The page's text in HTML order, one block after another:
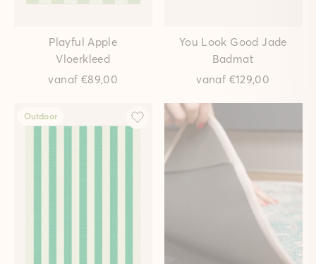
Playful Apple
Vloerkleed
vanaf €89,00
You Look Good Jade
Badmat
vanaf €129,00
Outdoor